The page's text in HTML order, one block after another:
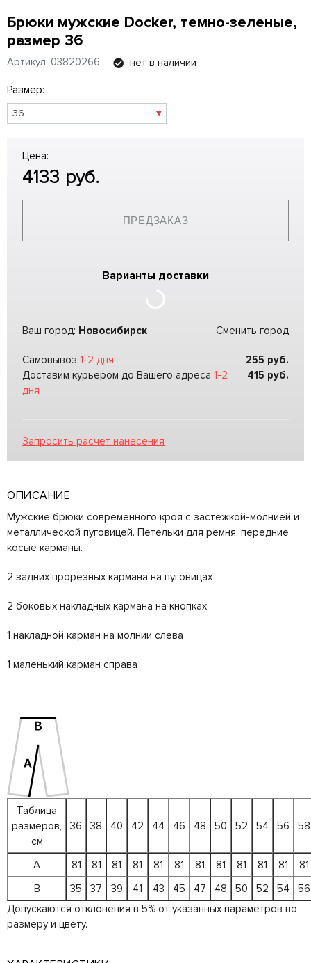
Брюки мужские Docker, темно-зеленые,
размер 36
Артикул: 03820266 нет в наличии
Размер:
Цена:
4133 руб.
ПРЕДЗАКАЗ
Варианты доставки
Ваш город: Новосибирск Сменить город
Самовывоз 1-2 дня 255 руб.
Доставим курьером до Вашего адреса 1-2
дня
415 руб.
Запросить расчет нанесения
ОПИСАНИЕ
Мужские брюки современного кроя с застежкой-молнией и
металлической пуговицей. Петельки для ремня, передние
косые карманы.
2 задних прорезных кармана на пуговицах
2 боковых накладных кармана на кнопках
1 накладной карман на молнии слева
1 маленький карман справа
Таблица
размеров,
см
36 38 40 42 44 46 48 50 52 54 56 58
A 81 81 81 81 81 81 81 81 81 81 81
81
B
35 37 39 41 43 45 47 48 50 52 54
56
Допускаются отклонения в 5% от указанных параметров по
размеру и цвету.